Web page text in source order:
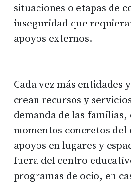
situaciones o etapas de
inseguridad que
apoyos externos.
Cada vez más entidades
crean recursos y
demanda de las familias,
momentos concretos del
apoyos en lugares y
fuera del centro
programas de ocio, en